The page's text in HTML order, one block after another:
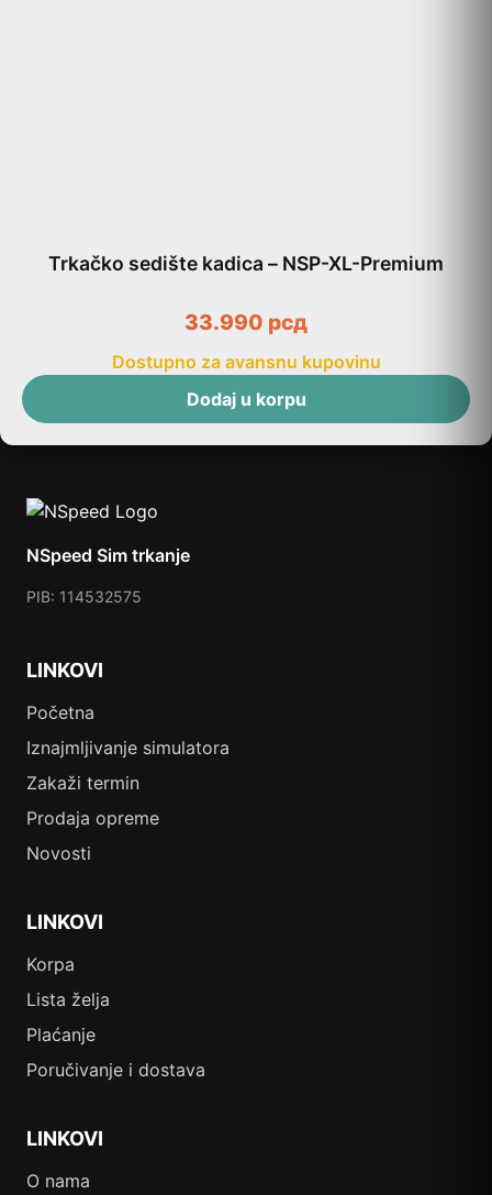
Trkačko sedište kadica – NSP-XL-Premium
33.990 рсд
Dostupno za avansnu kupovinu
Dodaj u korpu
NSpeed Sim trkanje
PIB: 114532575
LINKOVI
Početna
Iznajmljivanje simulatora
Zakaži termin
Prodaja opreme
Novosti
LINKOVI
Korpa
Lista želja
Plaćanje
Poručivanje i dostava
LINKOVI
O nama